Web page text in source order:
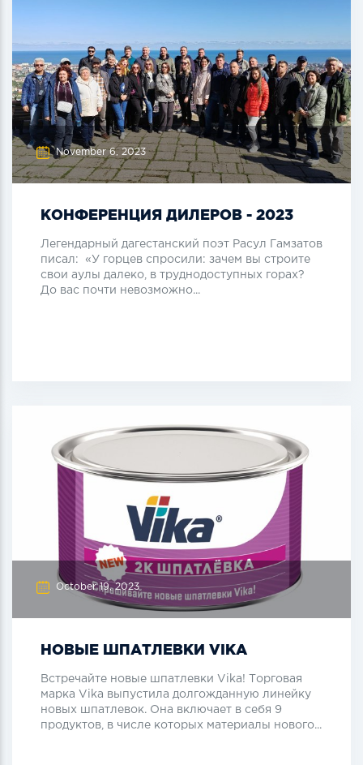
November 6, 2023
КОНФЕРЕНЦИЯ ДИЛЕРОВ - 2023
Легендарный дагестанский поэт Расул Гамзатов
писал: «У горцев спросили: зачем вы строите
свои аулы далеко, в труднодоступных горах?
До вас почти невозможно...
October 19, 2023
НОВЫЕ ШПАТЛЕВКИ VIKA
Встречайте новые шпатлевки Vika! Торговая
марка Vikа выпустила долгожданную линейку
новых шпатлевок. Она включает в себя 9
продуктов, в числе которых материалы нового...